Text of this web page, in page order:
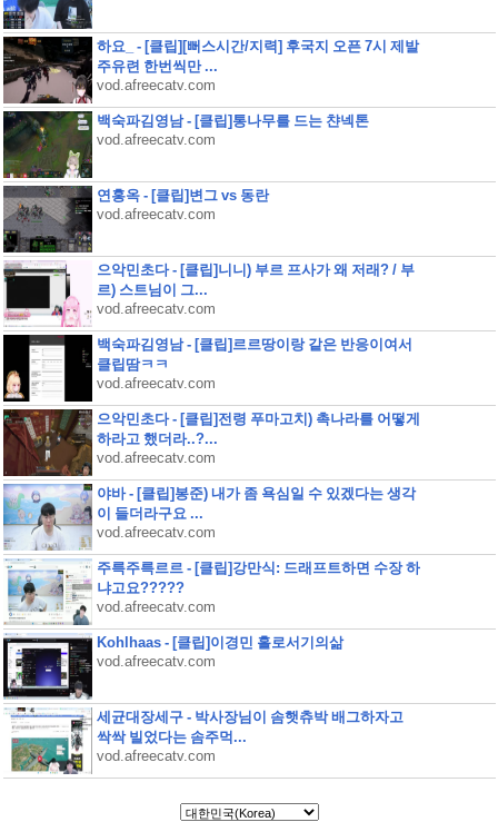
하요_ - [클립][뻐스시간/지력] 후국지 오픈 7시 제발
주유련 한번씩만 ...
vod.afreecatv.com
백숙파김영남 - [클립]통나무를 드는 챤넥톤
vod.afreecatv.com
연홍옥 - [클립]변그 vs 동란
vod.afreecatv.com
으악민초다 - [클립]니니) 부르 프사가 왜 저래? / 부
르) 스트님이 그...
vod.afreecatv.com
백숙파김영남 - [클립]르르땅이랑 같은 반응이여서
클립땀ㅋㅋ
vod.afreecatv.com
으악민초다 - [클립]전령 푸마고치) 촉나라를 어떻게
하라고 했더라..?...
vod.afreecatv.com
야바 - [클립]봉준) 내가 좀 욕심일 수 있겠다는 생각
이 들더라구요 ...
vod.afreecatv.com
주륵주륵르르 - [클립]강만식: 드래프트하면 수장 하
냐고요?????
vod.afreecatv.com
Kohlhaas - [클립]이경민 홀로서기의삶
vod.afreecatv.com
세균대장세구 - 박사장님이 솜햇츄박 배그하자고
싹싹 빌었다는 솜주먹...
vod.afreecatv.com